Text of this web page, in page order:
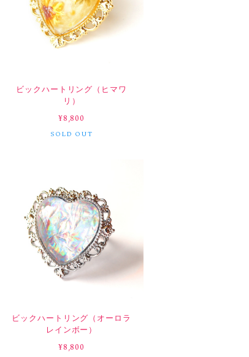
ビックハートリング（ヒマワ
リ）
¥8,800
SOLD OUT
ビックハートリング（オーロラ
レインボー）
¥8,800